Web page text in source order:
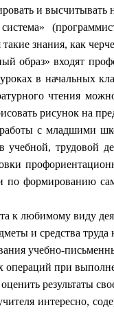
и
знания, как
образ» входят
в начальных
чтения
рисунок на
с младшими
учебной, трудовой
по формированию
к любимому виду
и средства труда
учебно-
операций при
результаты
интересно,